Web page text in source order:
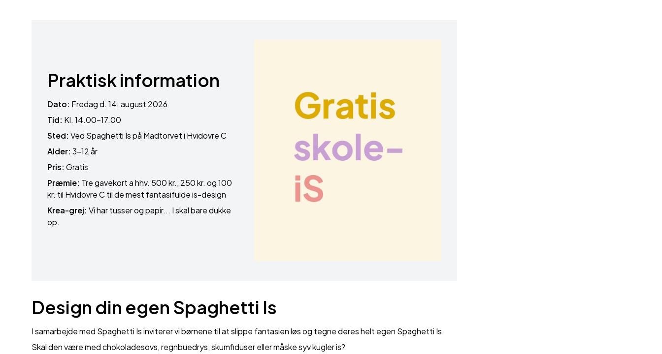
Praktisk information
Dato: Fredag d. 14. august 2026
Tid: Kl. 14.00–17.00
Sted: Ved Spaghetti Is på Madtorvet i Hvidovre C
Alder: 3–12 år
Pris: Gratis
Præmie: Tre gavekort a hhv. 500 kr., 250 kr. og 100
kr. til Hvidovre C til de mest fantasifulde is-design
Krea-grej: Vi har tusser og papir... I skal bare dukke
op.
Design din egen Spaghetti Is
I samarbejde med Spaghetti Is inviterer vi børnene til at slippe fantasien løs og tegne deres helt egen Spaghetti Is.
Skal den være med chokoladesovs, regnbuedrys, skumfiduser eller måske syv kugler is?